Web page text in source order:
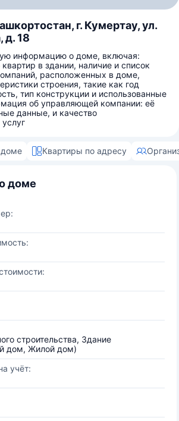
г. Кумертау, ул.
д. 18
информацию о доме, включая:
в здании, наличие и список
расположенных в доме,
строения, такие как год
тип конструкции и использованные
об управляющей компании: её
данные, и качество
Квартиры по адресу
доме
строительства, Здание
дом, Жилой дом)
учёт: